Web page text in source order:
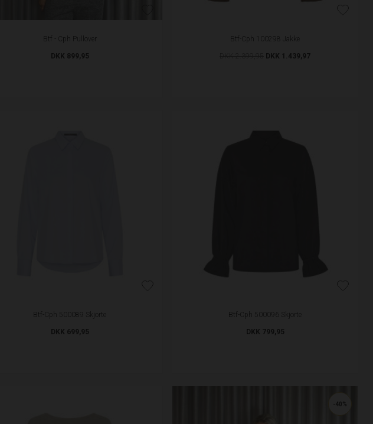
Btf - Cph Pullover
DKK 899,95
Btf-Cph 100298 Jakke
DKK 1.439,97
Btf-Cph 500089 Skjorte
DKK 699,95
Btf-Cph 500096 Skjorte
DKK 799,95
-40%